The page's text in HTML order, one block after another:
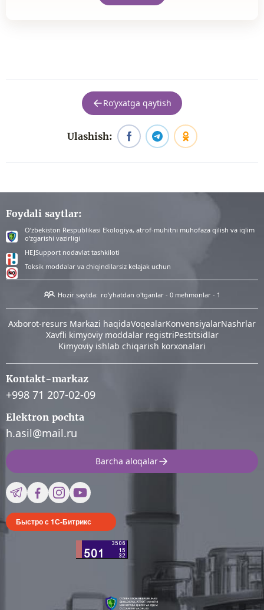
Roʻyxatga qaytish
Ulashish:
Foydali saytlar:
O‘zbekiston Respublikasi Ekologiya, atrof-muhitni muhofaza qilish va iqlim
o‘zgarishi vazirligi
HEJSupport nodavlat tashkiloti
Toksik moddalar va chiqindilarsiz kelajak uchun
Hozir saytda: ro'yhatdan o'tganlar - 0 mehmonlar - 1
Аxborot-resurs Markazi haqidaVoqealarKonvensiyalarNashrlar
Xavfli kimyoviy moddalar registriPestitsidlar
Kimyoviy ishlab chiqarish korxonalari
Kontakt-markaz
+998 71 207-02-09
Elektron pochta
h.asil@mail.ru
Barcha aloqalar
Быстро с 1С-Битрикс